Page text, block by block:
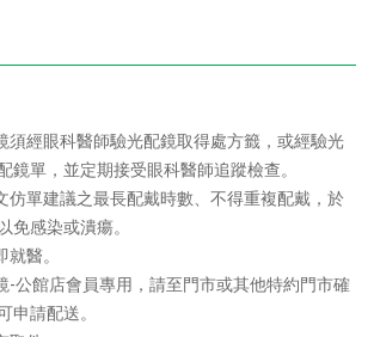
須經眼科醫師驗光配鏡取得處方籤，或經驗光
鏡單，並定期接受眼科醫師追蹤檢查。
仿單建議之最長配戴時數、不得重複配戴，於
免感染或潰瘍。
醫。
-公館店會員專用，請至門市或其他特約門市確
申請配送。